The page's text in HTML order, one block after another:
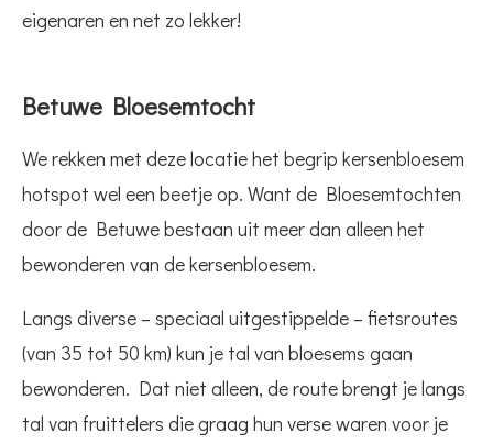
eigenaren en net zo lekker!
Betuwe Bloesemtocht
We rekken met deze locatie het begrip kersenbloesem
hotspot wel een beetje op. Want de Bloesemtochten
door de Betuwe bestaan uit meer dan alleen het
bewonderen van de kersenbloesem.
Langs diverse – speciaal uitgestippelde – fietsroutes
(van 35 tot 50 km) kun je tal van bloesems gaan
bewonderen. Dat niet alleen, de route brengt je langs
tal van fruittelers die graag hun verse waren voor je